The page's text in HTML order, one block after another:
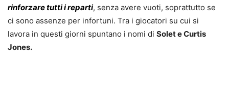
rinforzare tutti i reparti, senza avere vuoti, soprattutto se
ci sono assenze per infortuni. Tra i giocatori su cui si
lavora in questi giorni spuntano i nomi di Solet e Curtis
Jones.